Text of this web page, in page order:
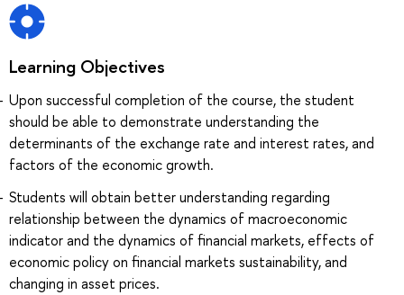
Learning Objectives
Upon successful completion of the course, the student
should be able to demonstrate understanding the
determinants of the exchange rate and interest rates, and
factors of the economic growth.
Students will obtain better understanding regarding
relationship between the dynamics of macroeconomic
indicator and the dynamics of financial markets, effects of
economic policy on financial markets sustainability, and
changing in asset prices.